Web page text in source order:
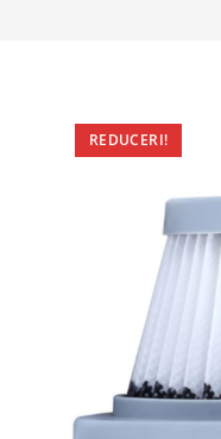
REDUCERI!